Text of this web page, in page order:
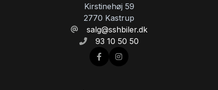
fjernbetjent centrallås
fjernlysassistent
Kirstinehøj 59
2770 Kastrup
salg@sshbiler.dk
93 10 50 50